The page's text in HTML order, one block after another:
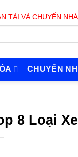
NHÀ HÙNG
CHUYỂN
8 Loại